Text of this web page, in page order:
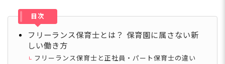
目次
フリーランス保育士とは？ 保育園に属さない新
しい働き方
フリーランス保育士と正社員・パート保育士の違い